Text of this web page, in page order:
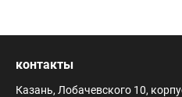
контакты
Казань, Лобачевского 10,